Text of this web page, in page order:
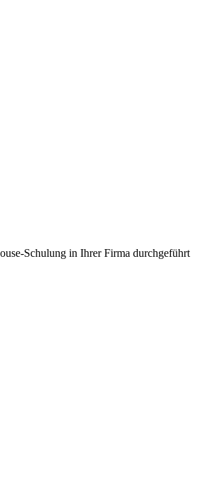
Schulung in Ihrer Firma durchgeführt